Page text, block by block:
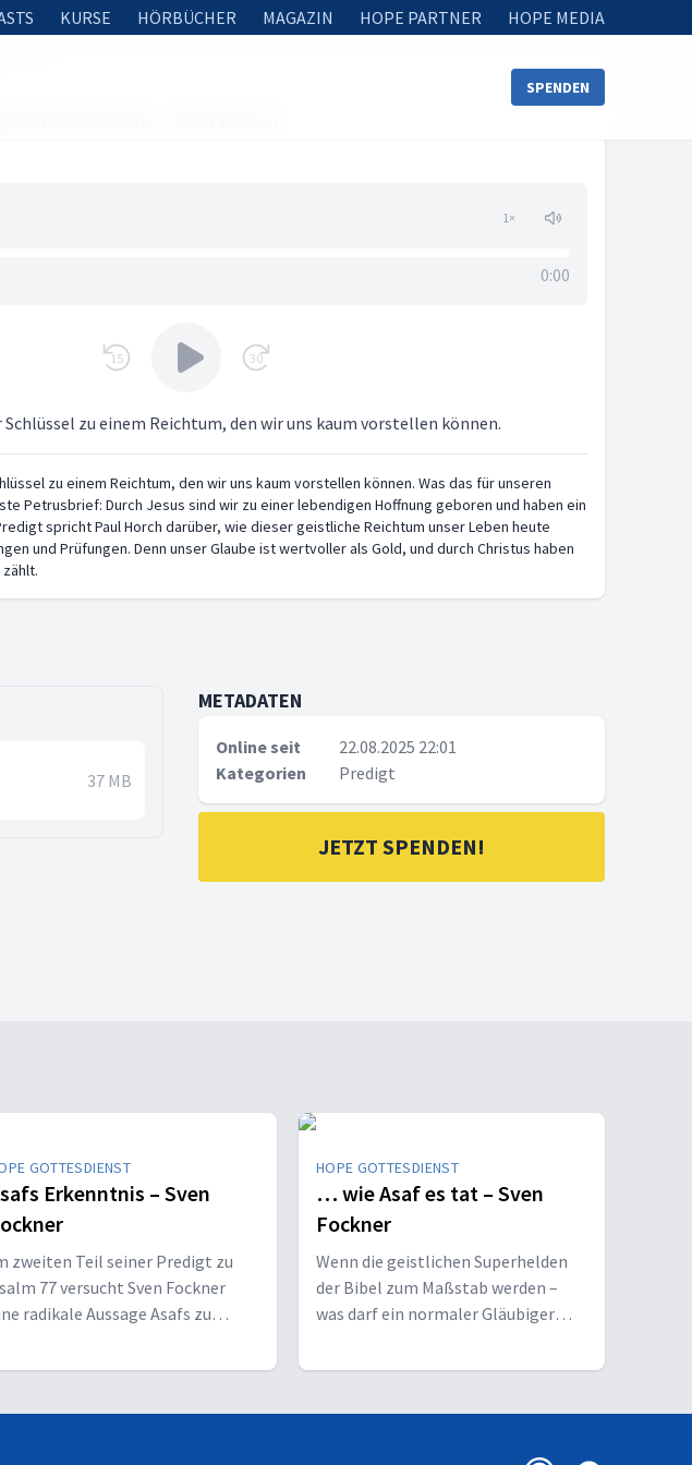
KURSE HÖRBÜCHER MAGAZIN HOPE PARTNER HOPE MEDIA
SPENDEN
1×
0:00
15 30
zu einem Reichtum, den wir uns kaum vorstellen können.
zu einem Reichtum, den wir uns kaum vorstellen können. Was das für unseren
Petrusbrief: Durch Jesus sind wir zu einer lebendigen Hoffnung geboren und haben ein
spricht Paul Horch darüber, wie dieser geistliche Reichtum unser Leben heute
und Prüfungen. Denn unser Glaube ist wertvoller als Gold, und durch Christus haben
37 MB
METADATEN
Online seit
22.08.2025 22:01
Kategorien
Predigt
JETZT SPENDEN!
GOTTESDIENST
Erkenntnis – Sven
zweiten Teil seiner Predigt zu
77 versucht Sven Fockner
radikale Aussage Asafs zu
HOPE GOTTESDIENST
… wie Asaf es tat – Sven
Fockner
Wenn die geistlichen Superhelden
der Bibel zum Maßstab werden –
was darf ein normaler Gläubiger